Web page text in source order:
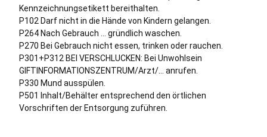
Kennzeichnungsetikett bereithalten.
P102 Darf nicht in die Hände von Kindern gelangen.
P264 Nach Gebrauch … gründlich waschen.
P270 Bei Gebrauch nicht essen, trinken oder rauchen.
P301+P312 BEI VERSCHLUCKEN: Bei Unwohlsein
GIFTINFORMATIONSZENTRUM/Arzt/… anrufen.
P330 Mund ausspülen.
P501 Inhalt/Behälter entsprechend den örtlichen
Vorschriften der Entsorgung zuführen.